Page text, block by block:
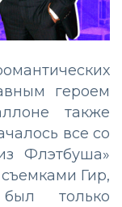
героем
также
все со
Флэтбуша»
Гир,
только